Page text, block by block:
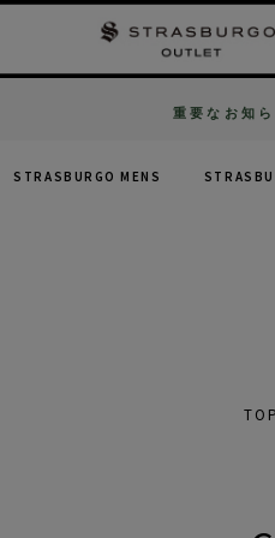
重要なお知
STRASBURGO MENS
TOP